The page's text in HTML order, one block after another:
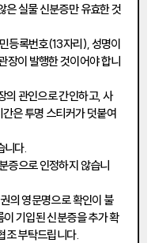
실물 신분증만 유효한 것
등록번호(13자리), 성명이
장이 발행한 것이어야 합니
의 관인으로 간인하고, 사
은 투명 스티커가 덧붙여
니다.
증으로 인정하지 않습니
의 영문명으로 확인이 불
기입된 신분증을 추가 확
조 부탁드립니다.